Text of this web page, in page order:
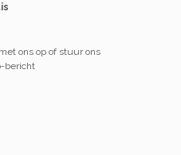
ons op of stuur ons
bericht